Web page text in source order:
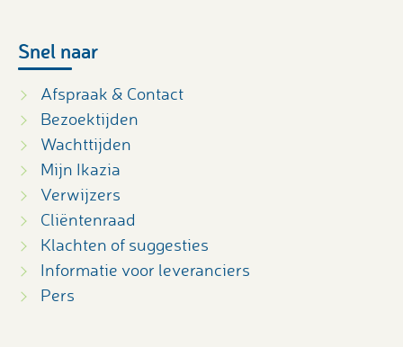
Snel naar
Afspraak & Contact
Bezoektijden
Wachttijden
Mijn Ikazia
Verwijzers
Cliëntenraad
Klachten of suggesties
Informatie voor leveranciers
Pers